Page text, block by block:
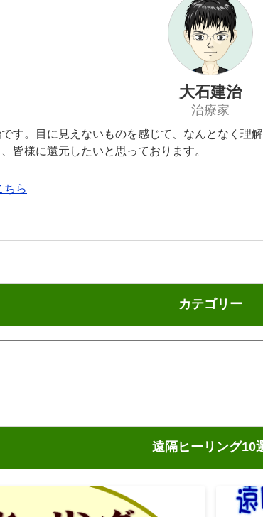
大石建治
治療家
す。目に見えないものを感じて、なんとなく理
皆様に還元したいと思っております。
ちら
カテゴリー
遠隔ヒーリング10